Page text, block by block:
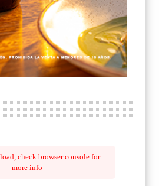
check browser console for
more info